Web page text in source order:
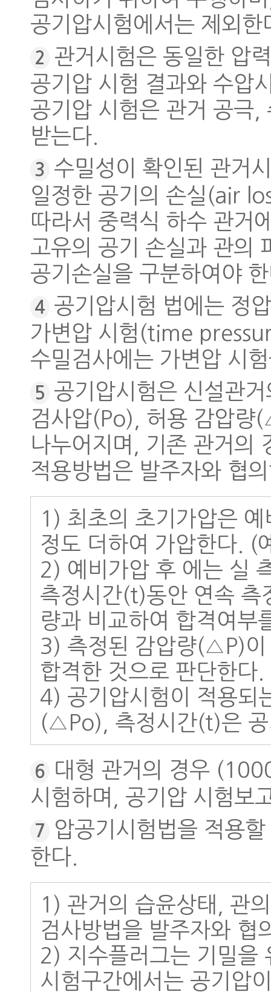
공기압시험에서는 제외한
2
관거시험은 동일한 압
공기압 시험 결과와 수압
공기압 시험은 관거 공극,
받는다.
3 수밀성이 확인된 관거
일정한 공기의 손실(air
따라서 중력식 하수 관거
고유의 공기 손실과 관의
공기손실을 구분하여야
4 공기압시험 법에는
가변압 시험(time
수밀검사에는 가변압 시
5 공기압시험은 신설관
검사압(Po), 허용 감압량
나누어지며, 기존 관거의
적용방법은 발주자와 협
1) 최초의 초기가압은
정도 더하여 가압한다.
2) 예비가압 후 에는 실
측정시간(t)동안 연속
량과 비교하여 합격여부
3) 측정된 감압량(△P)
합격한 것으로 판단한다.
4) 공기압시험이 적용되
(△Po), 측정시간(t)은 공
6
대형 관거의 경우
시험하며, 공기압 시험보
7
압공기시험법을 적용
한다.
1) 관거의 습윤상태, 관
검사방법을 발주자와 협
2) 지수플러그는 기밀을
시험구간에서는 공기압